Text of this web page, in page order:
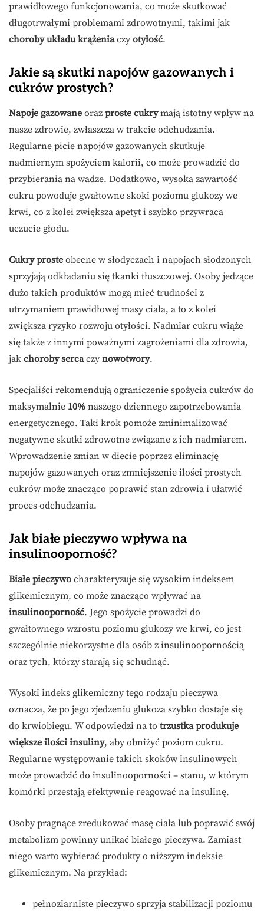
prawidłowego funkcjonowania, co może skutkować
długotrwałymi problemami zdrowotnymi, takimi jak
choroby układu krążeniaczy otyłość.
Jakie są skutki napojów gazowanych i
cukrów prostych?
Napoje gazowane oraz proste cukrymają istotny wpływ na
nasze zdrowie, zwłaszcza w trakcie odchudzania.
Regularne picie napojów gazowanych skutkuje
nadmiernym spożyciem kalorii, co może prowadzić do
przybierania na wadze. Dodatkowo, wysoka zawartość
cukru powoduje gwałtowne skoki poziomu glukozy we
krwi, co z kolei zwiększa apetyt i szybko przywraca
uczucie głodu.
Cukry proste obecne w słodyczach i napojach słodzonych
sprzyjają odkładaniu się tkanki tłuszczowej. Osoby jedzące
dużo takich produktów mogą mieć trudności z
utrzymaniem prawidłowej masy ciała, a to z kolei
zwiększa ryzyko rozwoju otyłości. Nadmiar cukru wiąże
się także z innymi poważnymi zagrożeniami dla zdrowia,
jak choroby sercaczy nowotwory.
Specjaliści rekomendują ograniczenie spożycia cukrów do
maksymalnie 10% naszego dziennego zapotrzebowania
energetycznego. Taki krok pomoże zminimalizować
negatywne skutki zdrowotne związane z ich nadmiarem.
Wprowadzenie zmian w diecie poprzez eliminację
napojów gazowanych oraz zmniejszenie ilości prostych
cukrów może znacząco poprawić stan zdrowia i ułatwić
proces odchudzania.
Jak białe pieczywo wpływa na
insulinooporność?
Białe pieczywo charakteryzuje się wysokim indeksem
glikemicznym, co może znacząco wpływać na
insulinooporność. Jego spożycie prowadzi do
gwałtownego wzrostu poziomu glukozy we krwi, co jest
szczególnie niekorzystne dla osób z insulinoopornością
oraz tych, którzy starają się schudnąć.
Wysoki indeks glikemiczny tego rodzaju pieczywa
oznacza, że po jego zjedzeniu glukoza szybko dostaje się
do krwiobiegu. W odpowiedzi na to trzustka produkuje
większe ilości insuliny, aby obniżyć poziom cukru.
Regularne występowanie takich skoków insulinowych
może prowadzić do insulinooporności – stanu, w którym
komórki przestają efektywnie reagować na insulinę.
Osoby pragnące zredukować masę ciała lub poprawić swój
metabolizm powinny unikać białego pieczywa. Zamiast
niego warto wybierać produkty o niższym indeksie
glikemicznym. Na przykład:
pełnoziarniste pieczywo sprzyja stabilizacji poziomu